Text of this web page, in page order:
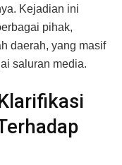
Kejadian ini
pihak,
daerah, yang masif
saluran media.